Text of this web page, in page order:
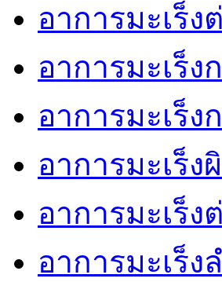
อาการมะเร็
อาการมะเร็ง
อาการมะเร็ง
อาการมะเร็ง
อาการมะเร็ง
อาการมะเร็